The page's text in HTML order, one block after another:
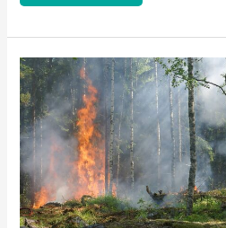
Brandgefahr
erkennen
und
vorbeugen:
Tipps
zur
Brandprävention